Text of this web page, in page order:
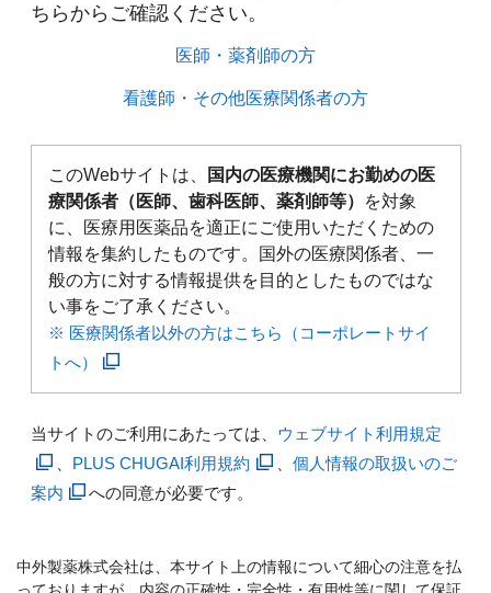
ちらからご確認ください。​
医師・薬剤師の方​
看護師・その他医療関係者の方​
このWebサイトは、
国内の医療機関にお勤めの医
療関係者（医師、歯科医師、薬剤師等）
を対象
に、医療用医薬品を適正にご使用いただくための
情報を集約したものです。国外の医療関係者、一
般の方に対する情報提供を目的としたものではな
い事をご了承ください。
※ 医療関係者以外の方はこちら（コーポレートサイ
トへ）
当サイトのご利用にあたっては、 ウェブサイト利用規定
PLUS CHUGAI利用規約
個人情報の取扱いのご
案内
への同意が必要です。
中外製薬株式会社は、本サイト上の情報について細心の注意を払
っておりますが、内容の正確性・完全性・有用性等に関して保証